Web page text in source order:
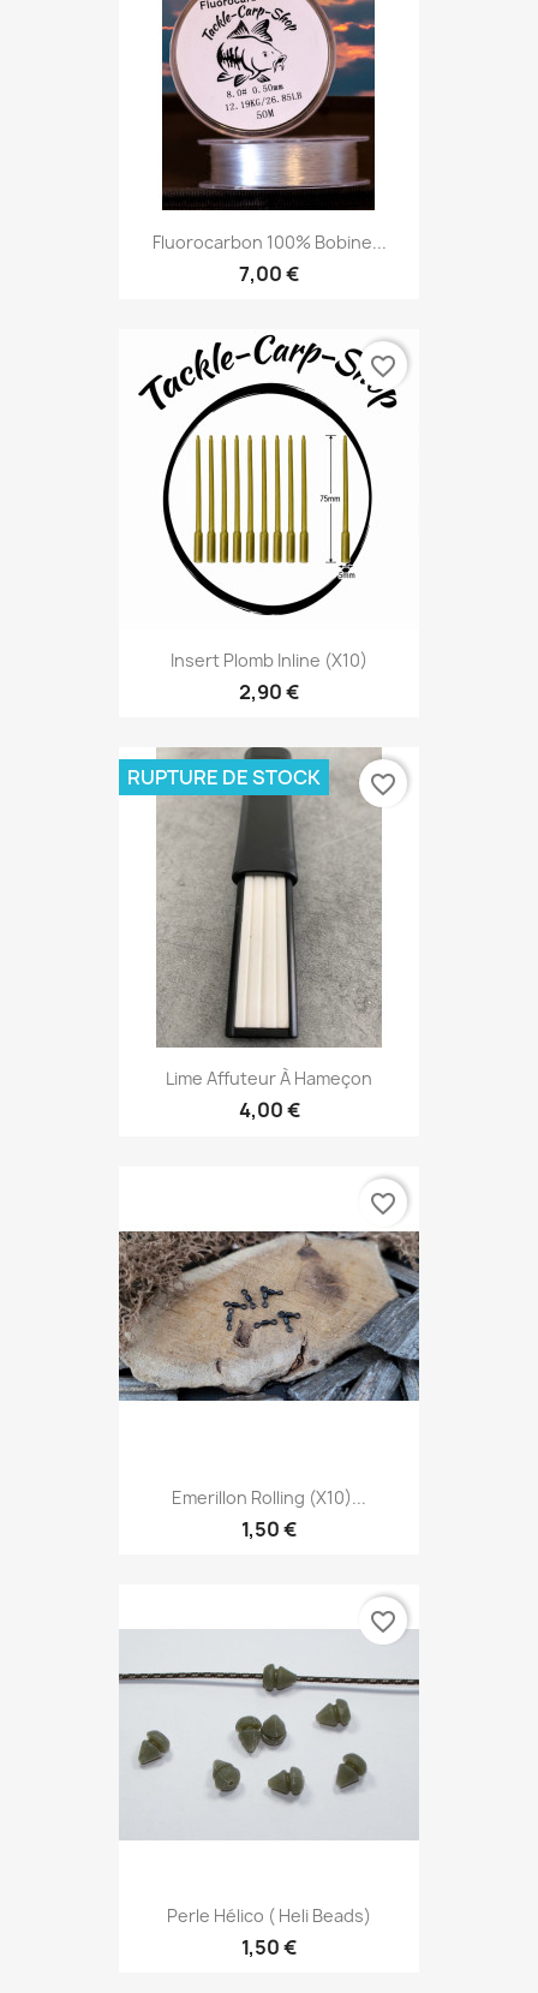
Fluorocarbon 100% Bobine...
7,00 €
Insert Plomb Inline (X10)
2,90 €
favorite_border
Lime Affuteur À Hameçon
4,00 €
RUPTURE DE STOCK favorite_border
Emerillon Rolling (x10)...
1,50 €
favorite_border
Perle Hélico ( Heli Beads)
1,50 €
favorite_border